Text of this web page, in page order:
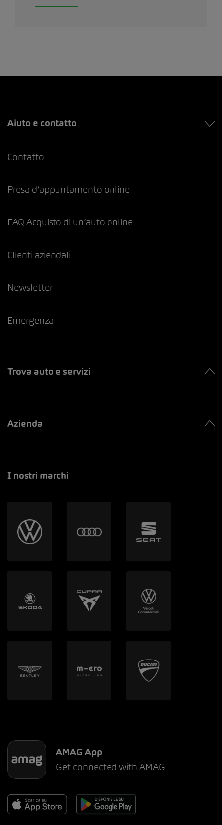
Aiuto e contatto
Contatto
Presa d’appuntamento online
FAQ Acquisto di un’auto online
Clienti aziendali
Newsletter
Emergenza
Trova auto e servizi
Azienda
I nostri marchi
AMAG App
Get connected with AMAG